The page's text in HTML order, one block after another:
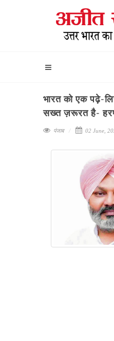
भारत को एक पढ़े-
सख्त ज़रूरत है-
पंजाब 02 June,